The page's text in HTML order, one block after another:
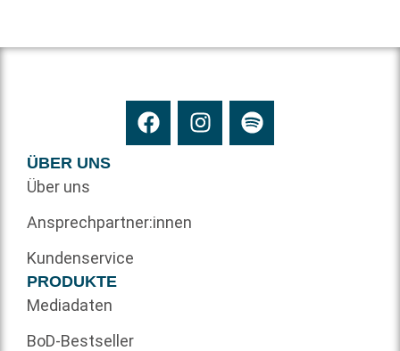
ÜBER UNS
Über uns
Ansprechpartner:innen
Kundenservice
PRODUKTE
Mediadaten
BoD-Bestseller